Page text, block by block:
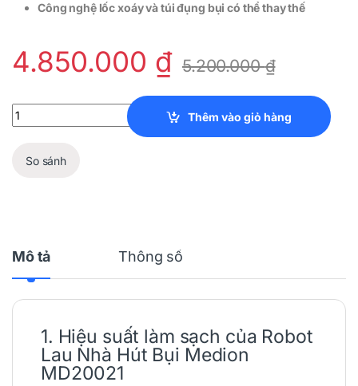
Công nghệ lốc xoáy và túi đụng bụi có thể thay thế
4.850.000 ₫ 5.200.000₫
Robot Lau Nhà Hút Bụi Medion MD20021 quantity
Thêm vào giỏ hàng
So sánh
Mô tả Thông số
1. Hiệu suất làm sạch của Robot
Lau Nhà Hút Bụi Medion
MD20021